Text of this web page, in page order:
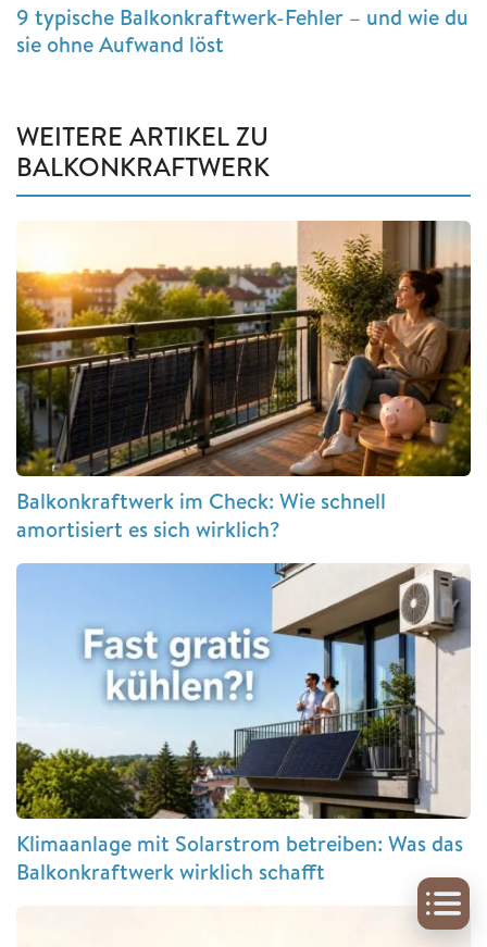
9 typische Balkonkraftwerk-Fehler – und wie du
sie ohne Aufwand löst
WEITERE ARTIKEL ZU
BALKONKRAFTWERK
Balkonkraftwerk im Check: Wie schnell
amortisiert es sich wirklich?
Klimaanlage mit Solarstrom betreiben: Was das
Balkonkraftwerk wirklich schafft